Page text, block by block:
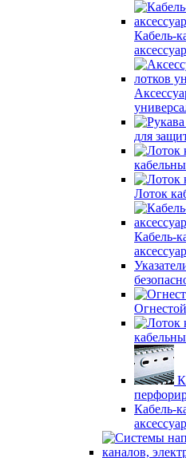
Кабель-
для
Лоток
Кабель-
Кабель-